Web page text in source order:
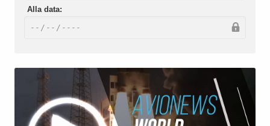
Alla data: